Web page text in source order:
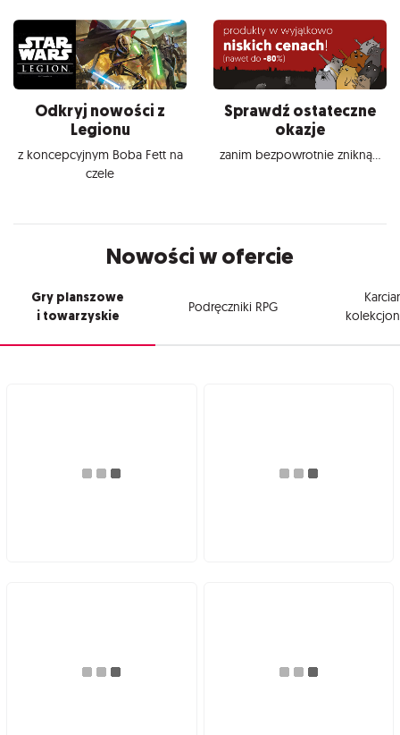
Odkryj nowości z
Legionu
z koncepcyjnym Boba Fett na
czele
Sprawdź ostateczne
okazje
zanim bezpowrotnie znikną...
Nowości w ofercie
Gry planszowe
i towarzyskie
Podręczniki RPG